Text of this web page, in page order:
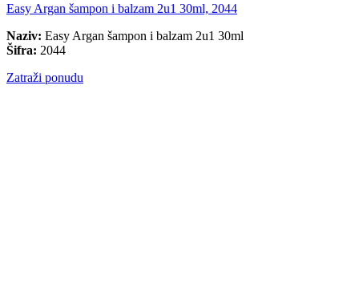
Easy Argan šampon i balzam 2u1 30ml, 2044
Naziv: Easy Argan šampon i balzam 2u1 30ml
Šifra: 2044
Zatraži ponudu